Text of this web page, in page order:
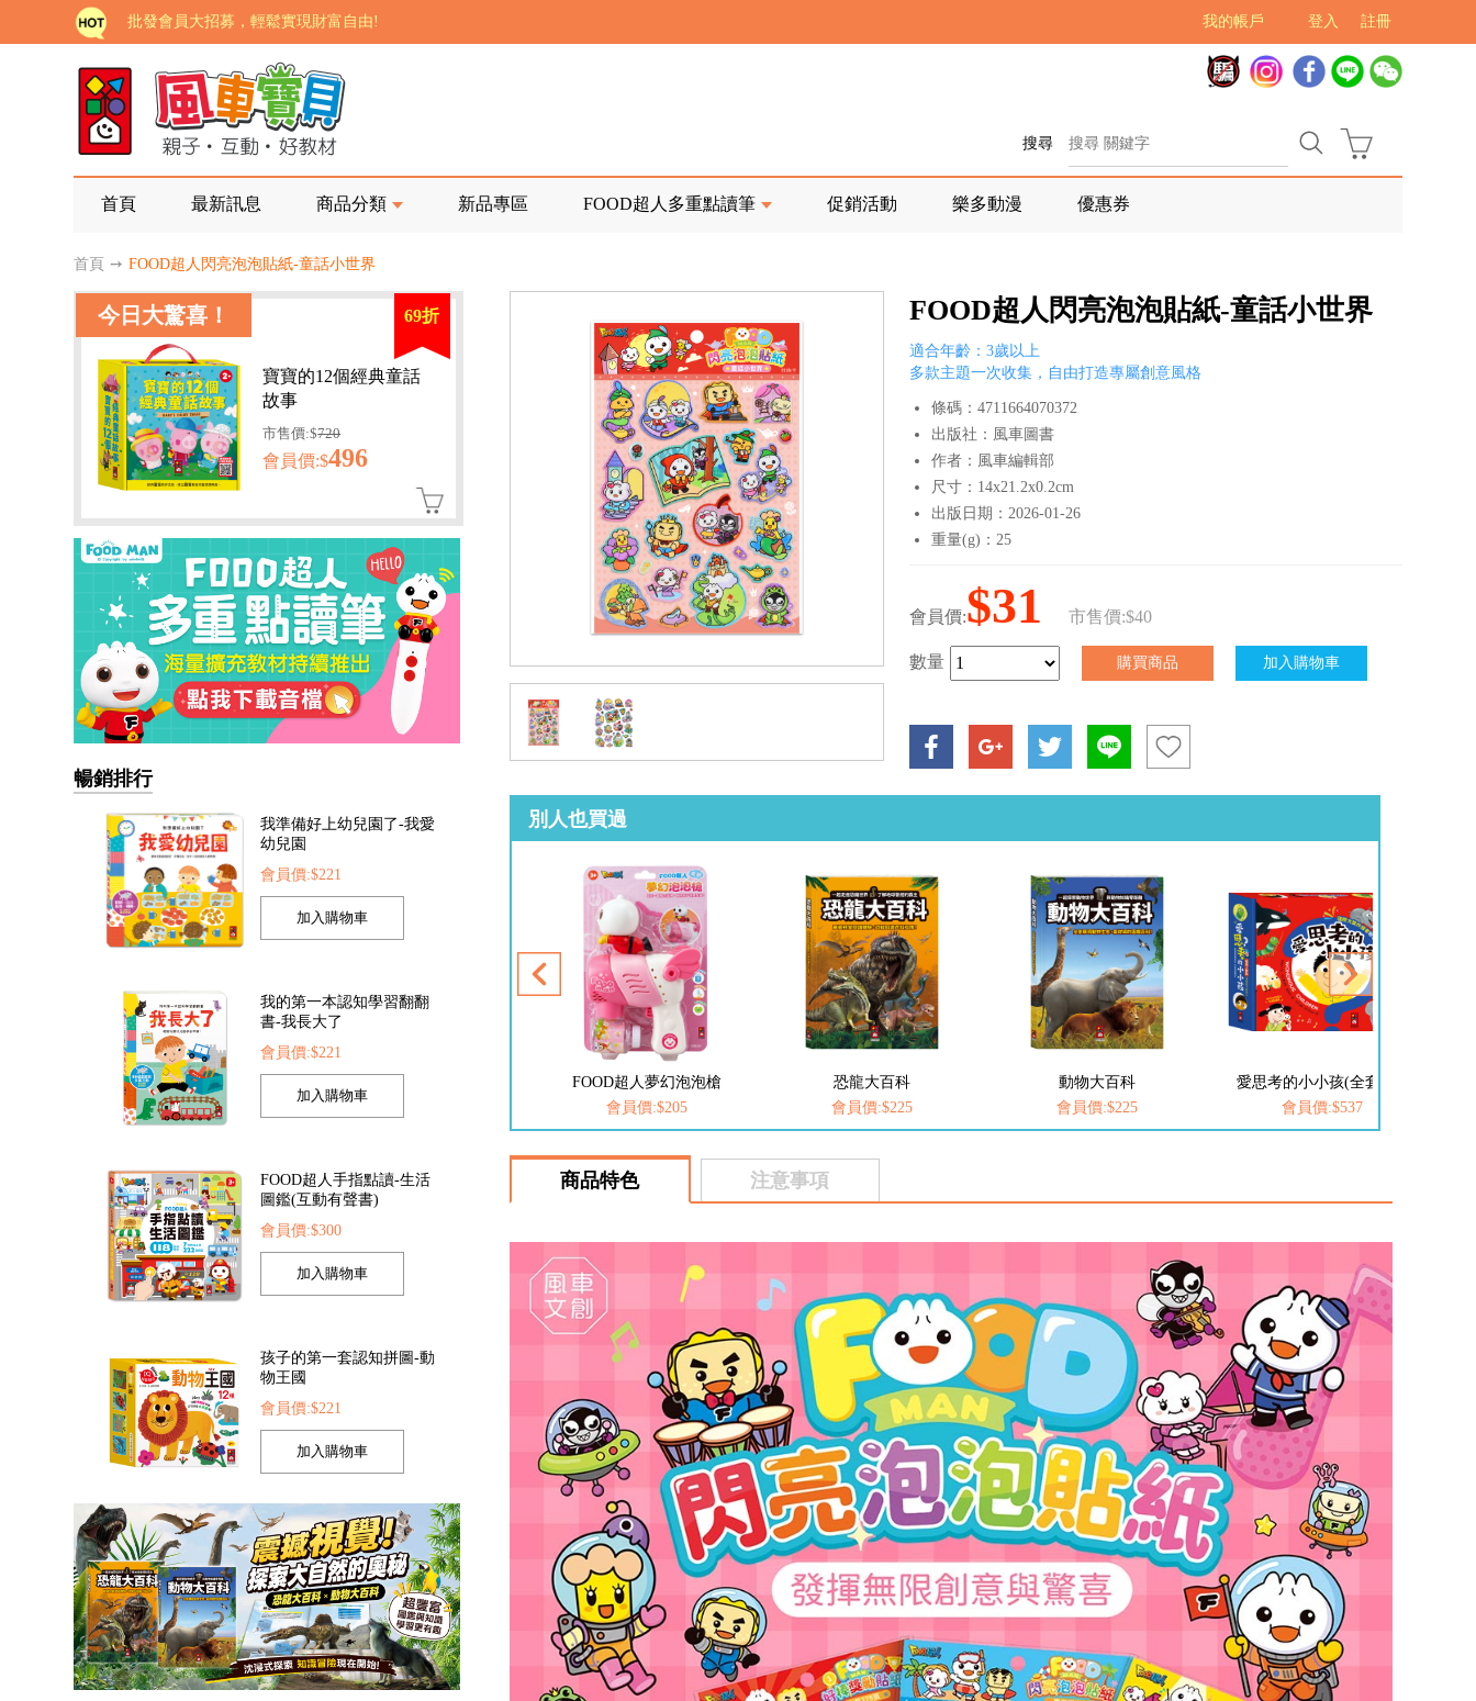
註冊
登入
我的帳戶
批發會員大招募，輕鬆實現財富自由!
如需更改或重開發票 需在訂單成立三天內通知客服 寄回發票需附上回郵郵票
老師您好!!幼教會員火熱招募中~
海外購物免煩惱！點我查看『海外購物流程說明』
家長樂了!「風車書版集團暨FOOD超人企業總部」目前正興建中!
老師您好!!幼教會員火熱招募中~
海外購物免煩惱！點我查看『海外購物流程說明』
搜尋
首頁 最新訊息 商品分類 新品專區 FOOD超人多重點讀筆 促銷活動 樂多動漫 優惠券
首頁 ➙ FOOD超人閃亮泡泡貼紙-童話小世界
今日大驚喜！ 69折
寶寶的12個經典童話
故事
市售價:$720
會員價:$496
暢銷排行
FOOD超人閃亮泡泡貼紙-童話小世界
適合年齡：3歲以上
多款主題一次收集，自由打造專屬創意風格
條碼：4711664070372
出版社：風車圖書
作者：風車編輯部
尺寸：14x21.2x0.2cm
出版日期：2026-01-26
重量(g)：25
會員價:$31 市售價:$40
數量
別人也買過
FOOD超人繽紛泡泡槍
會員價:$205
恐龍大百科
會員價:$225
動物大百科
會員價:$225
愛思考的小小孩(全套8冊)
會員價:$537
FOOD超人-我是小醫生
會員價:$252
商品特色 注意事項